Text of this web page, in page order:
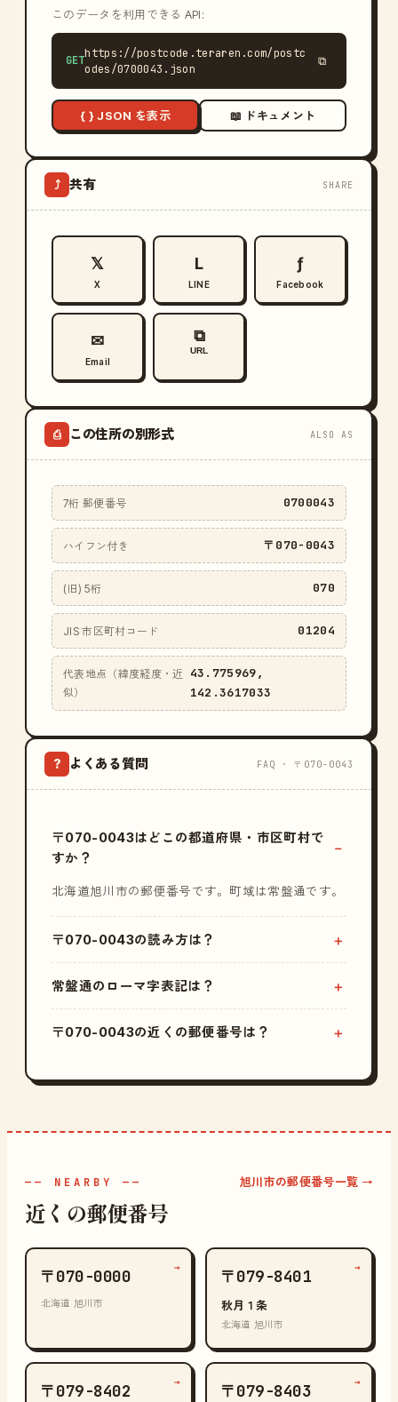
このデータを利用できる API:
GET
https://postcode.teraren.com/postc
odes/0700043.json
⧉
{ } JSON を表示 📖 ドキュメント
⤴ 共有 SHARE
𝕏
X
L
LINE
ƒ
Facebook
✉
Email
⧉
URL
⎙ この住所の別形式 ALSO AS
7桁 郵便番号 0700043
ハイフン付き 〒070-0043
(旧) 5桁 070
JIS 市区町村コード 01204
代表地点（緯度経度・近
似）
43.775969,
142.3617033
? よくある質問 FAQ · 〒070-0043
〒070-0043はどこの都道府県・市区町村で
すか？
北海道旭川市の郵便番号です。町域は常盤通です。
〒070-0043の読み方は？
常盤通のローマ字表記は？
〒070-0043の近くの郵便番号は？
—— NEARBY ——
近くの郵便番号
旭川市の郵便番号一覧 →
〒070-0000
北海道 旭川市
→ 〒079-8401
秋月１条
北海道 旭川市
→
〒079-8402 → 〒079-8403 →